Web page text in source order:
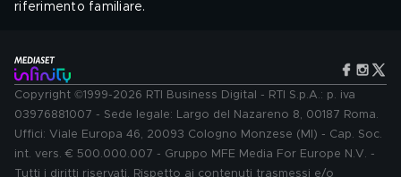
riferimento familiare.
Copyright ©1999-2026 RTI Business Digital - RTI S.p.A.: p. iva
03976881007 - Sede legale: Largo del Nazareno 8, 00187 Roma.
Uffici: Viale Europa 46, 20093 Cologno Monzese (MI) - Cap. Soc.
int. vers. € 500.000.007 - Gruppo MFE Media For Europe N.V. -
Tutti i diritti riservati. Rispetto ai contenuti trasmessi e/o